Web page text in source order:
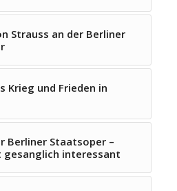
Strauss an der Berliner
Krieg und Frieden in
Berliner Staatsoper –
gesanglich interessant